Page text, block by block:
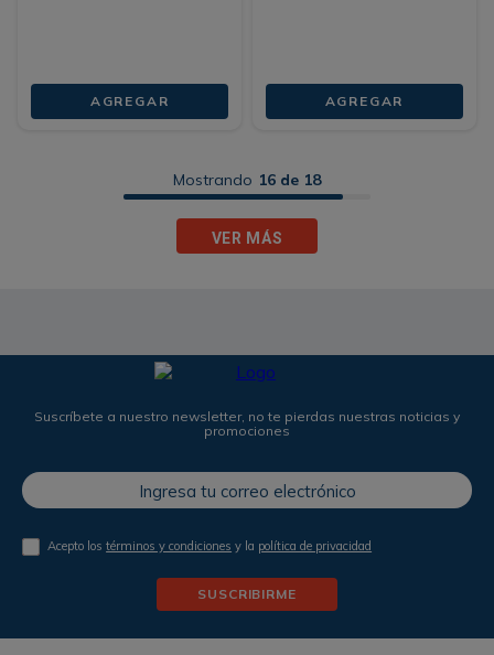
AGREGAR AGREGAR
Mostrando 16 de 18
VER MÁS
Suscríbete a nuestro newsletter, no te pierdas nuestras noticias y
promociones
Acepto lostérminos y condiciones y la política de privacidad
SUSCRIBIRME